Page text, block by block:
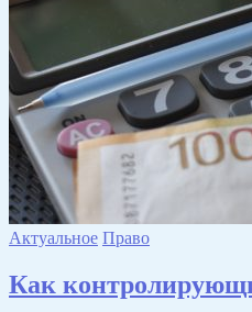
Актуальное Право
Как